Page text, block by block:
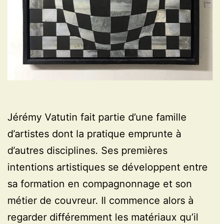
Jérémy Vatutin fait partie d’une famille
d’artistes dont la pratique emprunte à
d’autres disciplines. Ses premières
intentions artistiques se développent entre
sa formation en compagnonnage et son
métier de couvreur. Il commence alors à
regarder différemment les matériaux qu’il